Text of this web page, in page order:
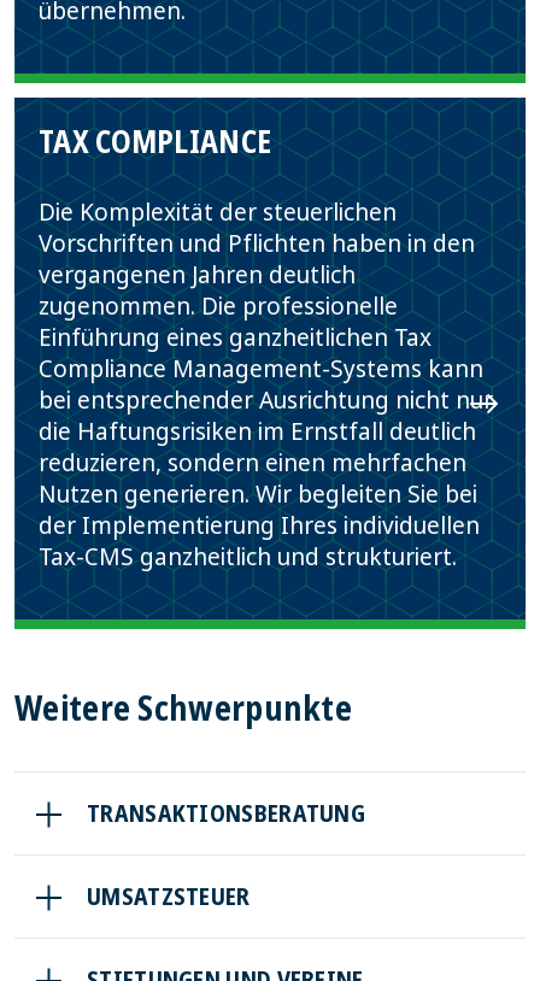
übernehmen.
TAX COMPLIANCE
Die Komplexität der steuerlichen
Vorschriften und Pflichten haben in den
vergangenen Jahren deutlich
zugenommen. Die professionelle
Einführung eines ganzheitlichen Tax
Compliance Management-Systems kann
bei entsprechender Ausrichtung nicht nur
die Haftungsrisiken im Ernstfall deutlich
reduzieren, sondern einen mehrfachen
Nutzen generieren. Wir begleiten Sie bei
der Implementierung Ihres individuellen
Tax-CMS ganzheitlich und strukturiert.
Weitere Schwerpunkte
TRANSAKTIONSBERATUNG
UMSATZSTEUER